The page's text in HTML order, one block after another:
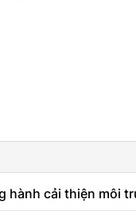
hành cải thiện môi